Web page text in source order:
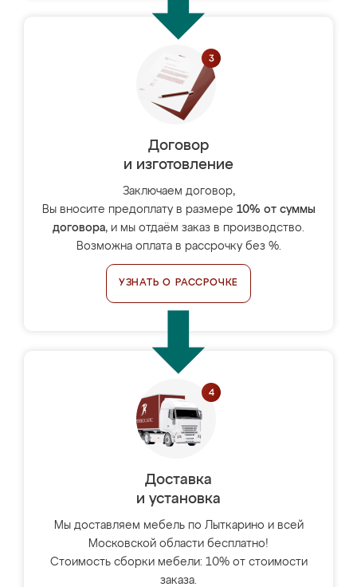
Договор
и изготовление
Заключаем договор,
Вы вносите предоплату в размере 10% от суммы
договора, и мы отдаём заказ в производство.
Возможна оплата в рассрочку без %.
УЗНАТЬ О РАССРОЧКЕ
Доставка
и установка
Мы доставляем мебель по Лыткарино и всей
Московской области бесплатно!
Стоимость сборки мебели: 10% от стоимости
заказа.